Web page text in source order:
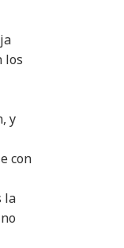
los
y
con
la